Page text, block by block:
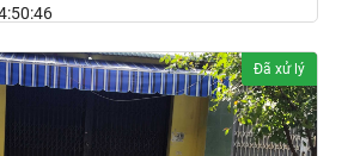
Tỉnh Đắk Lắk
Đã xử lý